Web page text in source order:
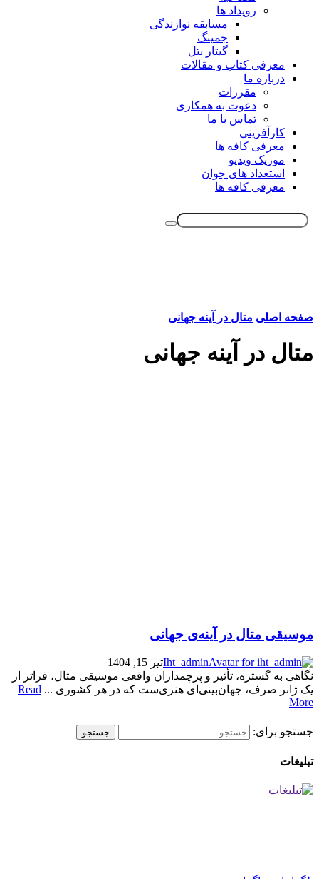
رویداد ها
مسابقه نوازندگی
جمینگ
گیتار بتل
معرفی کتاب و مقالات
درباره ما
مقررات
دعوت به همکاری
تماس با ما
کارآفرینی
معرفی کافه ها
موزیک ویدیو
استعداد های جوان
معرفی کافه ها
صفحه اصلی متال در آینه جهانی
متال در آینه جهانی
موسیقی متال در آینه‌ی جهانی
Iht_adminتیر 15, 1404
نگاهی به گستره، تأثیر و پرچمداران واقعی موسیقی متال، فراتر از
یک ژانر صرف، جهان‌بینی‌ای هنری‌ست که در هر کشوری ... Read
More
جستجو برای:
تبلیغات